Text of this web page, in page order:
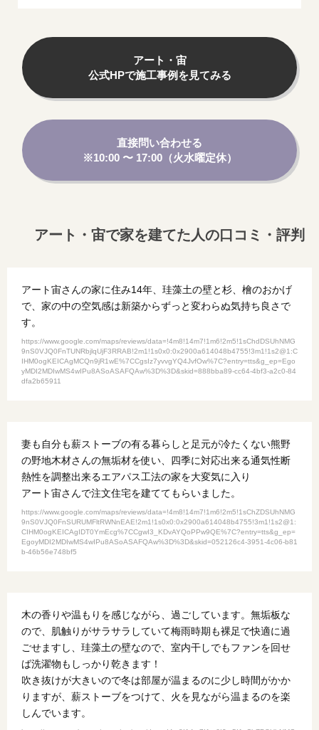
アート・宙
公式HPで施工事例を見てみる
直接問い合わせる
※10:00 〜 17:00（火水曜定休）
アート・宙で家を建てた人の口コミ・評判
アート宙さんの家に住み14年、珪藻土の壁と杉、檜のおかげ
で、家の中の空気感は新築からずっと変わらぬ気持ち良さで
す。
https://www.google.com/maps/reviews/data=!4m8!14m7!1m6!2m5!1sChdDSUhNMG
9nS0VJQ0FnTUNRbjlqUjF3RRAB!2m1!1s0x0:0x2900a614048b4755!3m1!1s2@1:C
IHM0ogKEICAgMCQn9jR1wE%7CCgsIz7yvvgYQ4JvfOw%7C?entry=tts&g_ep=Ego
yMDI2MDIwMS4wIPu8ASoASAFQAw%3D%3D&skid=888bba89-cc64-4bf3-a2c0-84
dfa2b65911
妻も自分も薪ストーブの有る暮らしと足元が冷たくない熊野
の野地木材さんの無垢材を使い、四季に対応出来る通気性断
熱性を調整出来るエアパス工法の家を大変気に入り
アート宙さんで注文住宅を建ててもらいました。
https://www.google.com/maps/reviews/data=!4m8!14m7!1m6!2m5!1sChZDSUhNMG
9nS0VJQ0FnSURUMFltRWNnEAE!2m1!1s0x0:0x2900a614048b4755!3m1!1s2@1:
CIHM0ogKEICAgIDT0YmEcg%7CCgwI3_KDvAYQoPPw9QE%7C?entry=tts&g_ep=
EgoyMDI2MDIwMS4wIPu8ASoASAFQAw%3D%3D&skid=052126c4-3951-4c06-b81
b-46b56e748bf5
木の香りや温もりを感じながら、過ごしています。無垢板な
ので、肌触りがサラサラしていて梅雨時期も裸足で快適に過
ごせますし、珪藻土の壁なので、室内干しでもファンを回せ
ば洗濯物もしっかり乾きます！
吹き抜けが大きいので冬は部屋が温まるのに少し時間がかか
りますが、薪ストーブをつけて、火を見ながら温まるのを楽
しんでいます。